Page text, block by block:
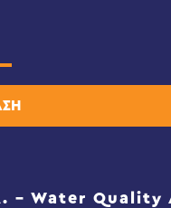
– Water Quality